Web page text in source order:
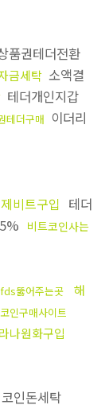
품권테더전환
금세탁 소액결
테더개인지갑
테더구매 이더리
비트구입 테더
비트코인사는
뚫어주는곳
해
코인구매사이트
나원화구입
코인돈세탁